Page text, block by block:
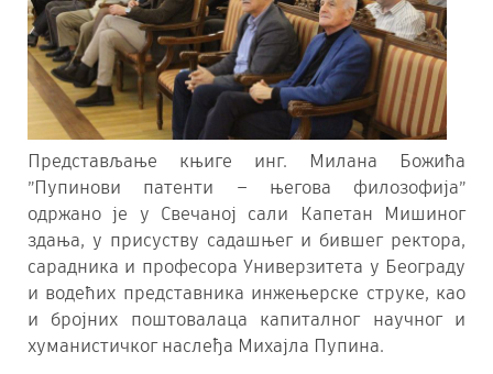
Представљање књиге инг. Милана Божића
”Пупинови патенти – његова филозофија”
одржано је у Свечаној сали Капетан Мишиног
здања, у присуству садашњег и бившег ректора,
сарадника и професора Универзитета у Београду
и водећих представника инжењерске струке, као
и бројних поштовалаца капиталног научног и
хуманистичког наслеђа Михајла Пупина.